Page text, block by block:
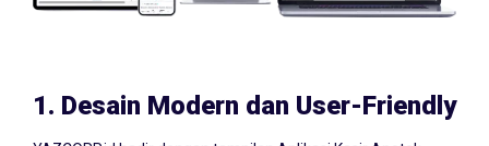
1. Desain Modern dan User-Friendly